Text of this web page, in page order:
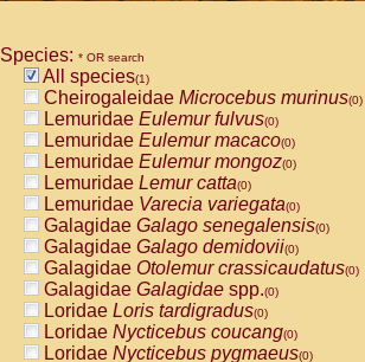
Species: * OR search
All species(1)
Cheirogaleidae Microcebus murinus(0)
Lemuridae Eulemur fulvus(0)
Lemuridae Eulemur macaco(0)
Lemuridae Eulemur mongoz(0)
Lemuridae Lemur catta(0)
Lemuridae Varecia variegata(0)
Galagidae Galago senegalensis(0)
Galagidae Galago demidovii(0)
Galagidae Otolemur crassicaudatus(0)
Galagidae Galagidae spp.(0)
Loridae Loris tardigradus(0)
Loridae Nycticebus coucang(0)
Loridae Nycticebus pygmaeus(0)